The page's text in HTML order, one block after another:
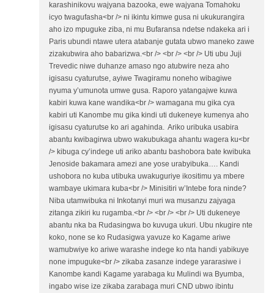
karashinikovu wajyana bazooka, ewe wajyana Tomahoku
icyo twagufasha<br /> ni ikintu kimwe gusa ni ukukurangira
aho izo mpuguke ziba, ni mu Bufaransa ndetse ndakeka ari i
Paris ubundi ntawe utera atabanje gutata ubwo maneko zawe
zizakubwira aho babarizwa.<br /> <br /> <br /> Uti ubu Juji
Trevedic niwe duhanze amaso ngo atubwire neza aho
igisasu cyaturutse, ayiwe Twagiramu noneho wibagiwe
nyuma y’umunota umwe gusa. Raporo yatangajwe kuwa
kabiri kuwa kane wandika<br /> wamagana mu gika cya
kabiri uti Kanombe mu gika kindi uti dukeneye kumenya aho
igisasu cyaturutse ko ari agahinda. Ariko uribuka usabira
abantu kwibagirwa ubwo wakubukaga ahantu wagera ku<br
/> kibuga cy’indege uti ariko abantu bashobora bate kwibuka
Jenoside bakamara amezi ane yose urabyibuka…. Kandi
ushobora no kuba utibuka uwakuguriye ikositimu ya mbere
wambaye ukimara kuba<br /> Minisitiri w’Intebe fora ninde?
Niba utamwibuka ni Inkotanyi muri wa musanzu zajyaga
zitanga zikiri ku rugamba.<br /> <br /> <br /> Uti dukeneye
abantu nka ba Rudasingwa bo kuvuga ukuri. Ubu nkugire nte
koko, none se ko Rudasigwa yavuze ko Kagame ariwe
wamubwiye ko ariwe warashe indege ko nta handi yabikuye
none impuguke<br /> zikaba zasanze indege yararasiwe i
Kanombe kandi Kagame yarabaga ku Mulindi wa Byumba,
ingabo wise ize zikaba zarabaga muri CND ubwo ibintu